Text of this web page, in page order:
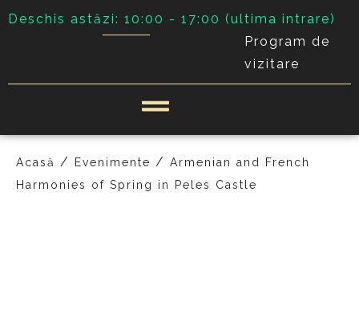
Deschis astăzi: 10:00 - 17:00 (ultima intrare)
Program de
vizitare
Acasă / Evenimente / Armenian and French
Harmonies of Spring in Peles Castle